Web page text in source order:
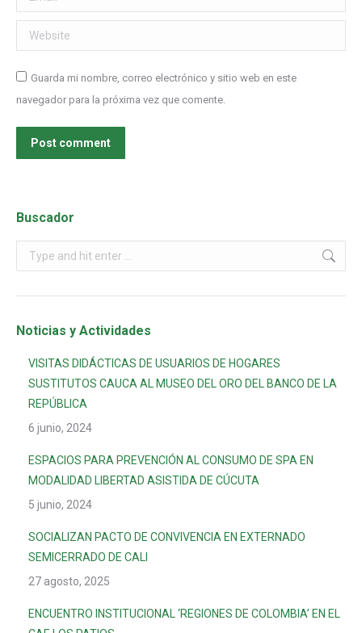
Website
Guarda mi nombre, correo electrónico y sitio web en este
navegador para la próxima vez que comente.
Post comment
Buscador
Noticias y Actividades
VISITAS DIDÁCTICAS DE USUARIOS DE HOGARES
SUSTITUTOS CAUCA AL MUSEO DEL ORO DEL BANCO DE LA
REPÚBLICA
6 junio, 2024
ESPACIOS PARA PREVENCIÓN AL CONSUMO DE SPA EN
MODALIDAD LIBERTAD ASISTIDA DE CÚCUTA
5 junio, 2024
SOCIALIZAN PACTO DE CONVIVENCIA EN EXTERNADO
SEMICERRADO DE CALI
27 agosto, 2025
ENCUENTRO INSTITUCIONAL ‘REGIONES DE COLOMBIA’ EN EL